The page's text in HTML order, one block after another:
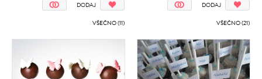
DODAJ
VŠEČNO (11)
DODAJ
VŠEČNO (21)